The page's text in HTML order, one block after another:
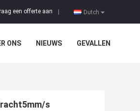
Dutch
een offerte aan
ONS NIEUWS GEVALLEN
s